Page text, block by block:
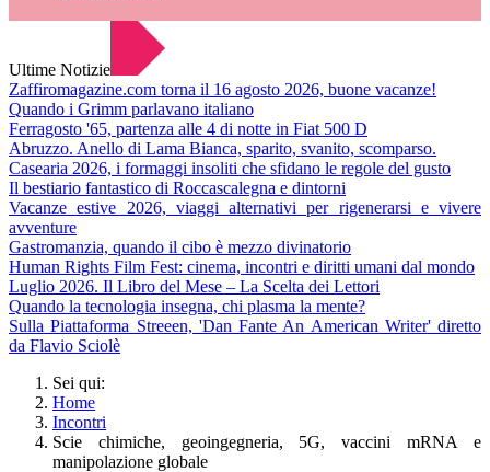
Ultime Notizie
Zaffiromagazine.com torna il 16 agosto 2026, buone vacanze!
Quando i Grimm parlavano italiano
Ferragosto '65, partenza alle 4 di notte in Fiat 500 D
Abruzzo. Anello di Lama Bianca, sparito, svanito, scomparso.
Casearia 2026, i formaggi insoliti che sfidano le regole del gusto
Il bestiario fantastico di Roccascalegna e dintorni
Vacanze estive 2026, viaggi alternativi per rigenerarsi e vivere
avventure
Gastromanzia, quando il cibo è mezzo divinatorio
Human Rights Film Fest: cinema, incontri e diritti umani dal mondo
Luglio 2026. Il Libro del Mese – La Scelta dei Lettori
Quando la tecnologia insegna, chi plasma la mente?
Sulla Piattaforma Streeen, 'Dan Fante An American Writer' diretto
da Flavio Sciolè
Sei qui:
Home
Incontri
Scie chimiche, geoingegneria, 5G, vaccini mRNA e
manipolazione globale